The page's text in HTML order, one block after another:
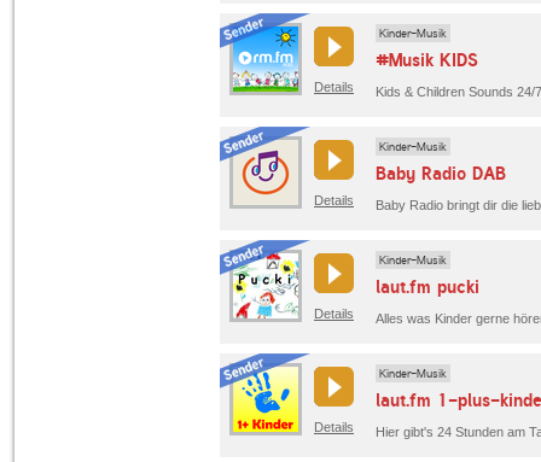
Details
Kinder-Musik
#Musik KIDS
Details
Kinder-Musik
Baby Radio DAB
Details
Kinder-Musik
laut.fm pucki
Details
Kinder-Musik
laut.fm 1-plus-
Hier gibt's 24 Stunden am